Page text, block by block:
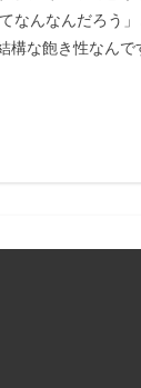
なんなんだろう
構な飽き性なん